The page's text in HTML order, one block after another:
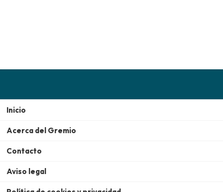
Inicio
Acerca del Gremio
Contacto
Aviso legal